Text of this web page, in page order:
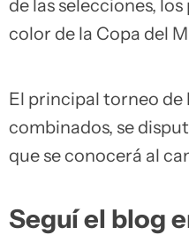
de las selecciones,
color de la Copa del
El principal torneo de
combinados, se
que se conocerá al
Seguí el blog